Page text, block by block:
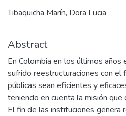
Tibaquicha Marín, Dora Lucia
Abstract
En Colombia en los últimos años
sufrido reestructuraciones con el
públicas sean eficientes y
teniendo en cuenta la misión
El fin de las instituciones genera